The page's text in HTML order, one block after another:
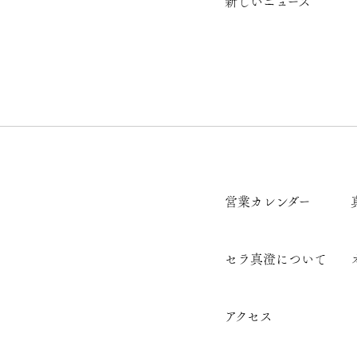
営業カレンダー
セラ真澄について
アクセス